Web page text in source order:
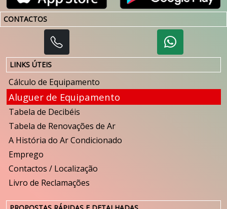
CONTACTOS
LINKS ÚTEIS
Cálculo de Equipamento
Aluguer de Equipamento
Tabela de Decibéis
Tabela de Renovações de Ar
A História do Ar Condicionado
Emprego
Contactos / Localização
Livro de Reclamações